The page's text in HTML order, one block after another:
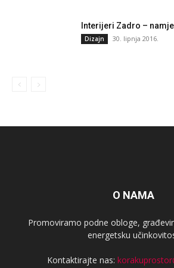
Interijeri Zadro –
Dizajn 30. lipnja 2016.
O NAMA
Promoviramo podne obloge,
energetsku
Kontaktirajte nas: